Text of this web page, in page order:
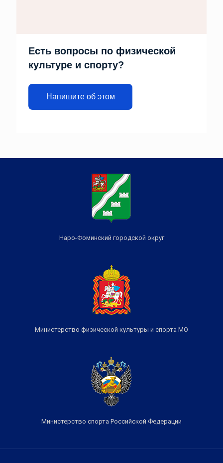
Есть вопросы по физической
культуре и спорту?
Напишите об этом
Наро-Фоминский городской округ
Министерство физической культуры и спорта МО
Министерство спорта Российской Федерации